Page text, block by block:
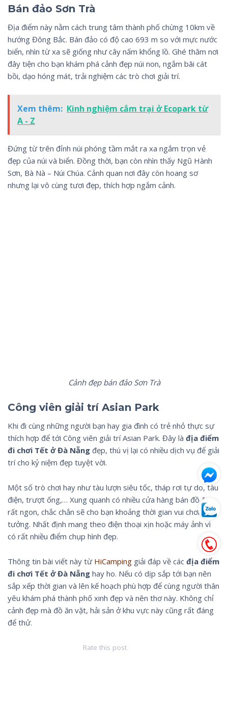
Bán đảo Sơn Trà
Địa điểm này nằm cách trung tâm thành phố chừng 10km về
hướng Đông Bắc. Bán đảo có độ cao 693 m so với mực nước
biển, nhìn từ xa sẽ giống như cây nấm khổng lồ. Ghé thăm nơi
đây tiện cho bạn khám phá cảnh đẹp núi non, ngắm bãi cát
bồi, dạo hóng mát, trải nghiệm các trò chơi giải trí.
Xem thêm: Kinh nghiệm cắm trại ở Ecopark từ
A - Z
Đứng từ trên đỉnh núi phóng tầm mắt ra xa ngắm trọn vẻ
đẹp của núi và biển. Đồng thời, bạn còn nhìn thấy Ngũ Hành
Sơn, Bà Nà – Núi Chúa. Cảnh quan nơi đây còn hoang sơ
nhưng lại vô cùng tươi đẹp, thích hợp ngắm cảnh.
Cảnh đẹp bán đảo Sơn Trà
Công viên giải trí Asian Park
Khi đi cùng những người bạn hay gia đình có trẻ nhỏ thực sự
thích hợp để tới Công viên giải trí Asian Park. Đây là địa điểm
đi chơi Tết ở Đà Nẵng đẹp, thú vị lại có nhiều dịch vụ để giải
trí cho kỷ niệm đẹp tuyệt vời.
Một số trò chơi hay như tàu lượn siêu tốc, tháp rơi tự do, tàu
điện, trượt ống,… Xung quanh có nhiều cửa hàng bán đồ ăn
rất ngon, chắc chắn sẽ cho bạn khoảng thời gian vui chơi lý
tưởng. Nhất định mang theo điện thoại xịn hoặc máy ảnh vì
có rất nhiều điểm chụp hình đẹp.
Thông tin bài viết này từ HiCamping giải đáp về các địa điểm
đi chơi Tết ở Đà Nẵng hay ho. Nếu có dịp sắp tới bạn nên
sắp xếp thời gian và lên kế hoạch phù hợp để cùng người thân
yêu khám phá thành phố xinh đẹp và nên thơ này. Không chỉ
cảnh đẹp mà đồ ăn vặt, hải sản ở khu vực này cũng rất đáng
để thử.
Rate this post